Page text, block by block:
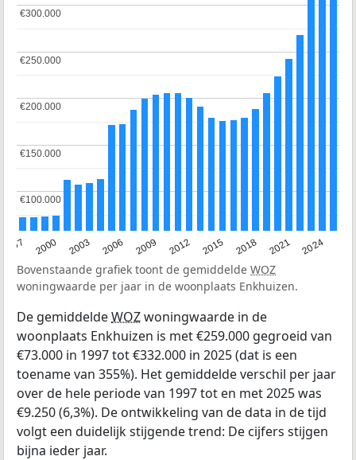
1997 2000 2003 2006 2009 2012 2015 2018 2021 2024
€100.000
€100.000
€150.000
€150.000
€200.000
€200.000
€250.000
€250.000
€300.000
€300.000
Bovenstaande grafiek toont de gemiddelde WOZ
woningwaarde per jaar in de woonplaats Enkhuizen.
De gemiddeldeWOZwoningwaarde in de
woonplaats Enkhuizen is met €259.000 gegroeid van
€73.000 in 1997 tot €332.000 in 2025 (dat is een
toename van 355%). Het gemiddelde verschil per jaar
over de hele periode van 1997 tot en met 2025 was
€9.250 (6,3%). De ontwikkeling van de data in de tijd
volgt een duidelijk stijgende trend: De cijfers stijgen
bijna ieder jaar.